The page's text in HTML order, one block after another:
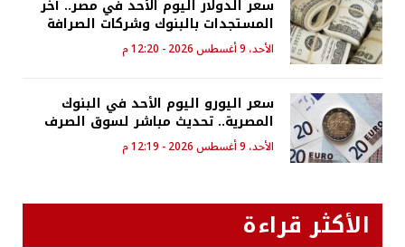
سعر الدولار اليوم الأحد في مصر.. آخر
المستجدات بالبنوك وشركات الصرافة
الأحد، 9 أغسطس 2026 - 12:20 م
سعر اليورو اليوم الأحد في البنوك
المصرية.. تحديث مباشر لسوق الصرف
الأحد، 9 أغسطس 2026 - 12:19 م
الأكثر قراءة